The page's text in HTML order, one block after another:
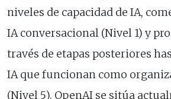
niveles de capacidad de IA,
IA conversacional (Nivel 1) y
través de etapas posteriores
IA que funcionan como
(Nivel 5). OpenAI se sitúa